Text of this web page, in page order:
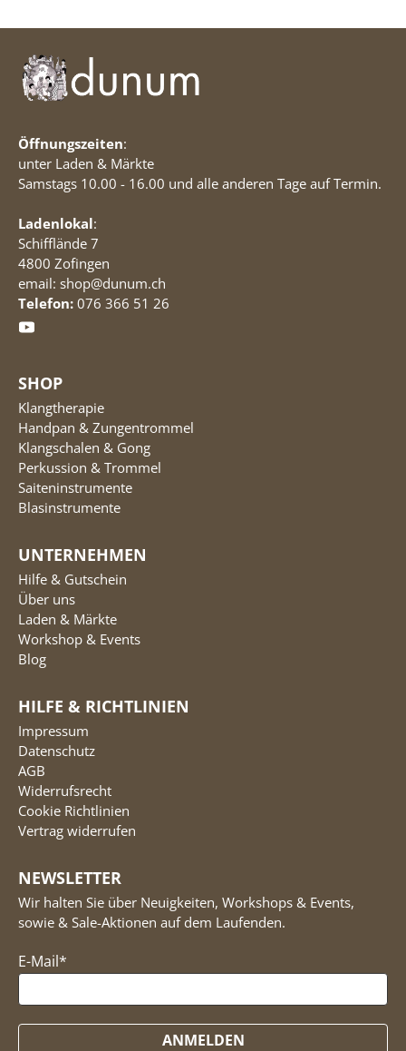
Öffnungszeiten:
unter Laden & Märkte
Samstags 10.00 - 16.00 und alle anderen Tage auf Termin.
Ladenlokal:
Schifflände 7
4800 Zofingen
email: shop@dunum.ch
Telefon: 076 366 51 26
SHOP
Klangtherapie
Handpan & Zungentrommel
Klangschalen & Gong
Perkussion & Trommel
Saiteninstrumente
Blasinstrumente
UNTERNEHMEN
Hilfe & Gutschein
Über uns
Laden & Märkte
Workshop & Events
Blog
HILFE & RICHTLINIEN
Impressum
Datenschutz
AGB
Widerrufsrecht
Cookie Richtlinien
Vertrag widerrufen
NEWSLETTER
Wir halten Sie über Neuigkeiten, Workshops & Events,
sowie & Sale-Aktionen auf dem Laufenden.
E-Mail*
ANMELDEN